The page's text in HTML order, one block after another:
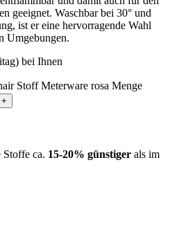
geeignet. Waschbar bei 30° und
ist er eine hervorragende Wahl
Umgebungen.
bei Ihnen
Stoff Meterware rosa Menge
ca. 15-20% günstiger als im